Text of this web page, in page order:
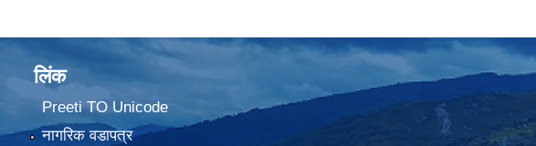
लिंक
Preeti TO Unicode
नागरिक वडापत्र